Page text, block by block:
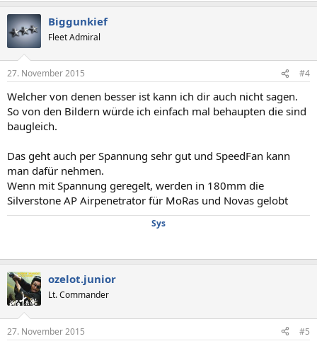
Biggunkief
Fleet Admiral
27. November 2015 #4
Welcher von denen besser ist kann ich dir auch nicht sagen.
So von den Bildern würde ich einfach mal behaupten die sind
baugleich.
Das geht auch per Spannung sehr gut und SpeedFan kann
man dafür nehmen.
Wenn mit Spannung geregelt, werden in 180mm die
Silverstone AP Airpenetrator für MoRas und Novas gelobt
Sys
ozelot.junior
Lt. Commander
27. November 2015 #5